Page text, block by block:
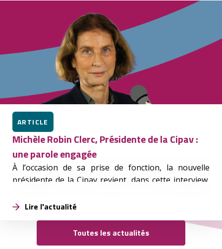
ARTICLE
Michèle Robin Clerc, Présidente de la Cipav :
une parole engagée
À l’occasion de sa prise de fonction, la nouvelle
présidente de la Cipav revient, dans cette interview,
à venir.Lire l'actualité
Toutes les actualités